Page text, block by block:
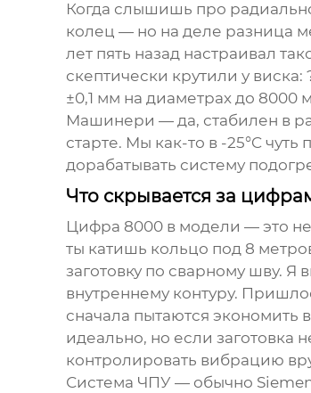
Когда слышишь про
колец — но на деле разница
лет пять назад настраивал
скептически крутили у
±0,1 мм на диаметрах до 8000
Машинери — да, стабилен в
старте. Мы как-то в -25°C
дорабатывать систему
Что скрывается за
Цифра 8000 в модели — это
ты катишь кольцо под 8
заготовку по сварному шву. Я
внутреннему контуру.
сначала пытаются экономить
идеально, но если
контролировать вибрацию
Система ЧПУ — обычно